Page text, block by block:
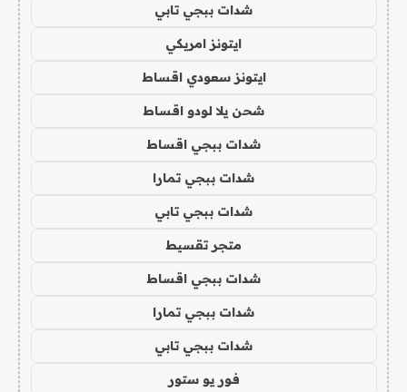
شدات ببجي تابي
ايتونز امريكي
ايتونز سعودي اقساط
شحن يلا لودو اقساط
شدات ببجي اقساط
شدات ببجي تمارا
شدات ببجي تابي
متجر تقسيط
شدات ببجي اقساط
شدات ببجي تمارا
شدات ببجي تابي
فور يو ستور